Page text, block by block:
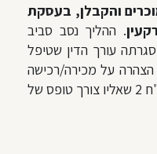
והקבלן, בעסקת
. ההליך נסב סביב
עורך הדין שטיפל
על מכירה/רכישה
של זכות במקרקעין על טופס מש"ח 2 שאליו צורך טופס של